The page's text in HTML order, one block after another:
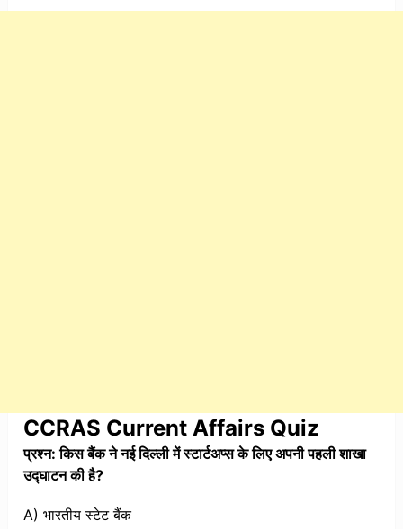
CCRAS Current Affairs Quiz
प्रश्न: किस बैंक ने नई दिल्ली में स्टार्टअप्स के लिए अपनी पहली शाखा
उद्घाटन की है?
A) भारतीय स्टेट बैंक